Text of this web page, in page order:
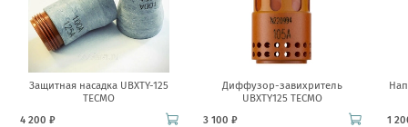
Защитная насадка UBXTY-125
TECMO
4 200 ₽
Диффузор-завихритель
UBXTY125 TECMO
3 100 ₽
1